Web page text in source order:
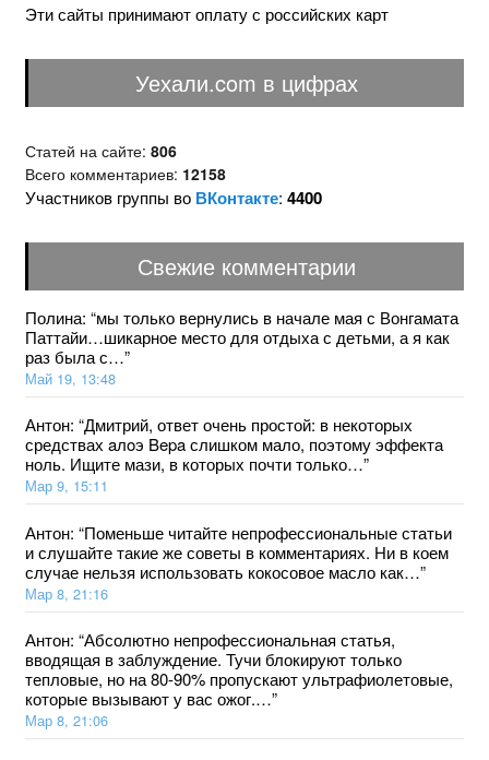
Эти сайты принимают оплату с российских карт
Уехали.com в цифрах
Статей на сайте: 806
Всего комментариев: 12158
Участников группы во ВКонтакте: 4400
Свежие комментарии
Полина: “мы только вернулись в начале мая с Вонгамата
Паттайи…шикарное место для отдыха с детьми, а я как
раз была с…”
Май 19, 13:48
Антон: “Дмитрий, ответ очень простой: в некоторых
средствах aлoэ Bepa слишком мало, поэтому эффекта
ноль. Ищите мази, в которых почти только…”
Мар 9, 15:11
Антон: “Поменьше читайте непрофессиональные статьи
и слушайте такие же советы в комментариях. Ни в коем
случае нельзя использовать кокосовое масло как…”
Мар 8, 21:16
Антон: “Абсолютно непрофессиональная статья,
вводящая в заблуждение. Тучи блокируют только
тепловые, но на 80-90% пропускают ультрафиолетовые,
которые вызывают у вас ожог.…”
Мар 8, 21:06